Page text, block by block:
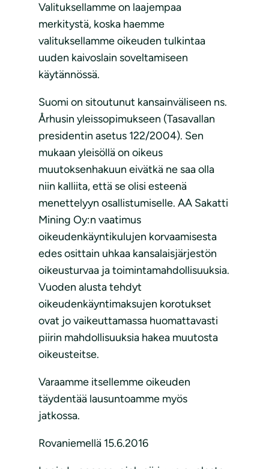
Valituksellamme on laajempaa
merkitystä, koska haemme
valituksellamme oikeuden tulkintaa
uuden kaivoslain soveltamiseen
käytännössä.
Suomi on sitoutunut kansainväliseen ns.
Århusin yleissopimukseen (Tasavallan
presidentin asetus 122/2004). Sen
mukaan yleisöllä on oikeus
muutoksenhakuun eivätkä ne saa olla
niin kalliita, että se olisi esteenä
menettelyyn osallistumiselle. AA Sakatti
Mining Oy:n vaatimus
oikeudenkäyntikulujen korvaamisesta
edes osittain uhkaa kansalaisjärjestön
oikeusturvaa ja toimintamahdollisuuksia.
Vuoden alusta tehdyt
oikeudenkäyntimaksujen korotukset
ovat jo vaikeuttamassa huomattavasti
piirin mahdollisuuksia hakea muutosta
oikeusteitse.
Varaamme itsellemme oikeuden
täydentää lausuntoamme myös
jatkossa.
Rovaniemellä 15.6.2016